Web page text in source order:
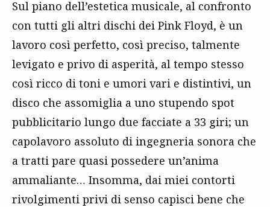
Sul piano dell’estetica musicale, al confronto
con tutti gli altri dischi dei Pink Floyd, è un
lavoro così perfetto, così preciso, talmente
levigato e privo di asperità, al tempo stesso
così ricco di toni e umori vari e distintivi, un
disco che assomiglia a uno stupendo spot
pubblicitario lungo due facciate a 33 giri; un
capolavoro assoluto di ingegneria sonora che
a tratti pare quasi possedere un’anima
ammaliante… Insomma, dai miei contorti
rivolgimenti privi di senso capisci bene che